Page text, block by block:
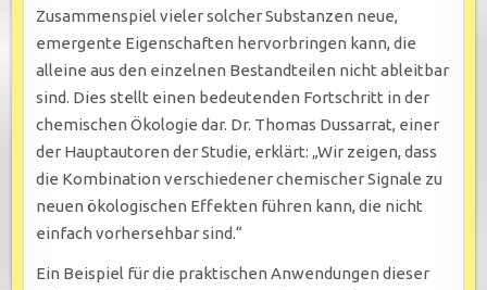
Zusammenspiel vieler solcher Substanzen neue,
emergente Eigenschaften hervorbringen kann, die
alleine aus den einzelnen Bestandteilen nicht ableitbar
sind. Dies stellt einen bedeutenden Fortschritt in der
chemischen Ökologie dar. Dr. Thomas Dussarrat, einer
der Hauptautoren der Studie, erklärt: „Wir zeigen, dass
die Kombination verschiedener chemischer Signale zu
neuen ökologischen Effekten führen kann, die nicht
einfach vorhersehbar sind.“
Ein Beispiel für die praktischen Anwendungen dieser